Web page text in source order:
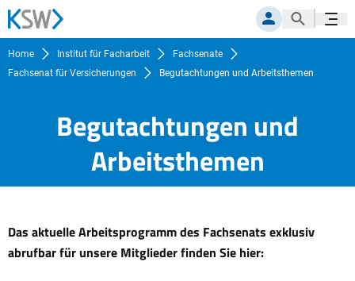
MITGLIEDERPORTAL
Suche
Home Institut für Facharbeit
Fachsenate
Fachsenat für Versicherungen
Begutachtungen und Arbeitsthemen
Begutachtungen und
Arbeitsthemen
Das aktuelle Arbeitsprogramm des Fachsenats exklusiv
abrufbar für unsere Mitglieder finden Sie hier: